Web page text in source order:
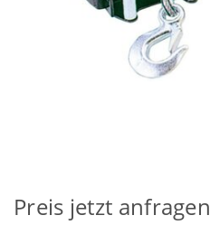
Preis jetzt anfragen